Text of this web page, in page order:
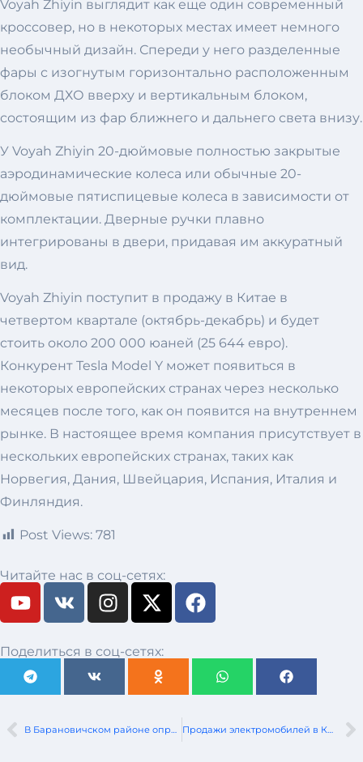
Voyah Zhiyin выглядит как еще один современный
кроссовер, но в некоторых местах имеет немного
необычный дизайн. Спереди у него разделенные
фары с изогнутым горизонтально расположенным
блоком ДХО вверху и вертикальным блоком,
состоящим из фар ближнего и дальнего света внизу.
У Voyah Zhiyin 20-дюймовые полностью закрытые
аэродинамические колеса или обычные 20-
дюймовые пятиспицевые колеса в зависимости от
комплектации. Дверные ручки плавно
интегрированы в двери, придавая им аккуратный
вид.
Voyah Zhiyin поступит в продажу в Китае в
четвертом квартале (октябрь-декабрь) и будет
стоить около 200 000 юаней (25 644 евро).
Конкурент Tesla Model Y может появиться в
некоторых европейских странах через несколько
месяцев после того, как он появится на внутреннем
рынке. В настоящее время компания присутствует в
нескольких европейских странах, таких как
Норвегия, Дания, Швейцария, Испания, Италия и
Финляндия.
Post Views: 781
Читайте нас в соц-сетях:
Поделиться в соц-сетях:
Продажи электромобилей в Китае растут, а в остальном мире — падают